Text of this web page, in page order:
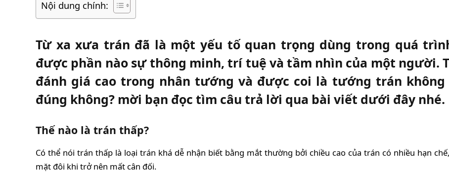
Nội dung chính:
Từ xa xưa trán đã là một yếu tố quan trọng dùng trong quá
được phần nào sự thông minh, trí tuệ và tầm nhìn của một người.
đánh giá cao trong nhân tướng và được coi là tướng trán không
đúng không? mời bạn đọc tìm câu trả lời qua bài viết dưới đây nhé.
Thế nào là trán thấp?
Có thể nói trán thấp là loại trán khá dễ nhận biết bằng mắt thường bởi chiều cao của trán có nhiều hạn
mặt đôi khi trở nên mất cân đối.